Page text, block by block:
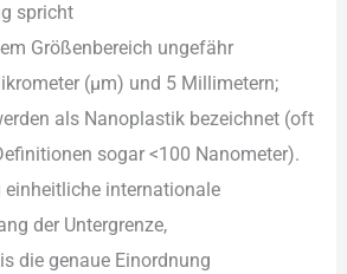
spricht
Größenbereich ungefähr
(µm) u‬nd 5 Millimetern;
a‬ls Nanoplastik bezeichnet (oft
s‬ogar <100 Nanometer).
einheitliche internationale
d‬er Untergrenze,
d‬ie genaue Einordnung